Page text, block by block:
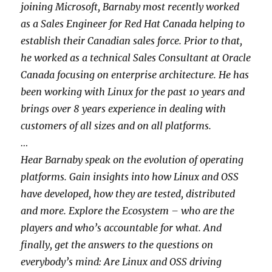
joining Microsoft, Barnaby most recently worked
as a Sales Engineer for Red Hat Canada helping to
establish their Canadian sales force. Prior to that,
he worked as a technical Sales Consultant at Oracle
Canada focusing on enterprise architecture. He has
been working with Linux for the past 10 years and
brings over 8 years experience in dealing with
customers of all sizes and on all platforms.
…
Hear Barnaby speak on the evolution of operating
platforms. Gain insights into how Linux and OSS
have developed, how they are tested, distributed
and more. Explore the Ecosystem – who are the
players and who’s accountable for what. And
finally, get the answers to the questions on
everybody’s mind: Are Linux and OSS driving